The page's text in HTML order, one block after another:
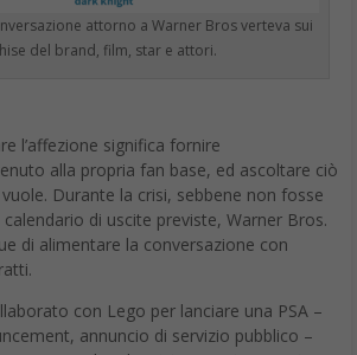
del brand, film, star e attori.
alla propria fan base, ed ascoltare ciò
Durante la crisi, sebbene non fosse
di uscite previste, Warner Bros.
di alimentare la conversazione con
con Lego per lanciare una PSA –
annuncio di servizio pubblico –
comprendere la crisi, per poi annunciare
da molto tempo: una versione